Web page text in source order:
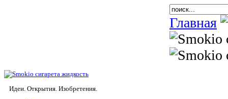
Главная
Идеи. Открытия. Изобретения.